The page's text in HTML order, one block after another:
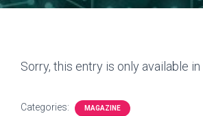
Sorry, this entry is only available in
Categories: MAGAZINE